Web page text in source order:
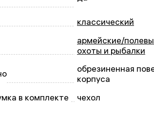
классический
армейские/
охоты и рыбалки
обрезиненная
корпуса
в комплекте
чехол